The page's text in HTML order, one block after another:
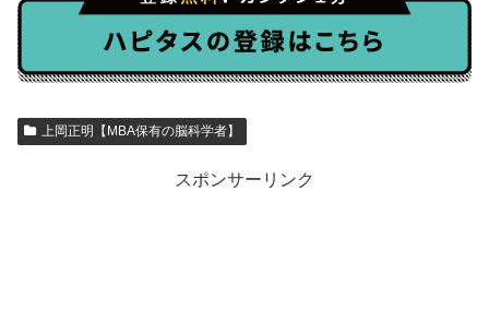
上岡正明【MBA保有の脳科学者】
スポンサーリンク